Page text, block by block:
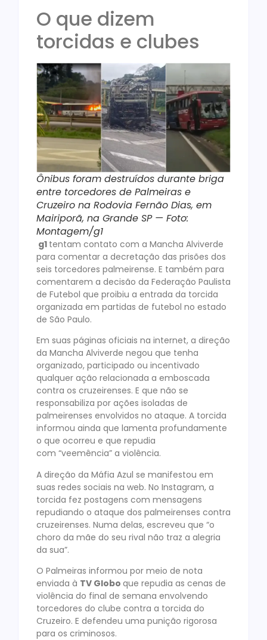
O que dizem
torcidas e clubes
Ônibus foram destruídos durante briga
entre torcedores de Palmeiras e
Cruzeiro na Rodovia Fernão Dias, em
Mairiporã, na Grande SP — Foto:
Montagem/g1
g1 tentam contato com a Mancha Alviverde
para comentar a decretação das prisões dos
seis torcedores palmeirense. E também para
comentarem a decisão da Federação Paulista
de Futebol que proibiu a entrada da torcida
organizada em partidas de futebol no estado
de São Paulo.
Em suas páginas oficiais na internet, a direção
da Mancha Alviverde negou que tenha
organizado, participado ou incentivado
qualquer ação relacionada a emboscada
contra os cruzeirenses. E que não se
responsabiliza por ações isoladas de
palmeirenses envolvidos no ataque. A torcida
informou ainda que lamenta profundamente
o que ocorreu e que repudia
com “veemência” a violência.
A direção da Máfia Azul se manifestou em
suas redes sociais na web. No Instagram, a
torcida fez postagens com mensagens
repudiando o ataque dos palmeirenses contra
cruzeirenses. Numa delas, escreveu que “o
choro da mãe do seu rival não traz a alegria
da sua”.
O Palmeiras informou por meio de nota
enviada à TV Globo que repudia as cenas de
violência do final de semana envolvendo
torcedores do clube contra a torcida do
Cruzeiro. E defendeu uma punição rigorosa
para os criminosos.